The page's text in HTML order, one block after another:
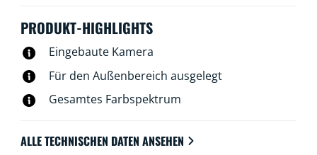
Du kannst auch nach Einbruch der Dunkelheit bequem
PRODUKT-HIGHLIGHTS
Eingebaute Kamera
Für den Außenbereich ausgelegt
Gesamtes Farbspektrum
ALLE TECHNISCHEN DATEN ANSEHEN